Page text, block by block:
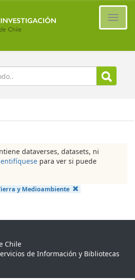
dataverses, datasets, ni
para ver si puede
y Medioambiente
Chile
de Información y Bibliotecas